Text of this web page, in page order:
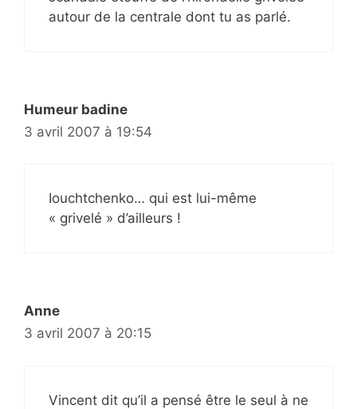
autour de la centrale dont tu as parlé.
Humeur badine
3 avril 2007 à 19:54
Iouchtchenko… qui est lui-même
« grivelé » d’ailleurs !
Anne
3 avril 2007 à 20:15
Vincent dit qu’il a pensé être le seul à ne